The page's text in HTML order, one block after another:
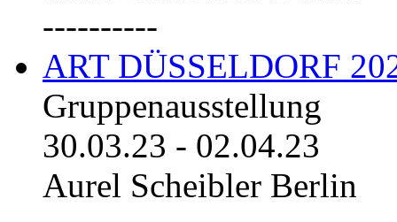
----------
ART DÜSSELDORF
Gruppenausstellung
30.03.23 - 02.04.23
Aurel Scheibler Berlin